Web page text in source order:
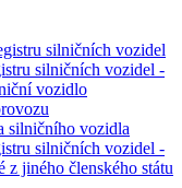
silničních vozidel
silničních vozidel -
vozidlo
silničního vozidla
silničních vozidel -
z jiného členského státu